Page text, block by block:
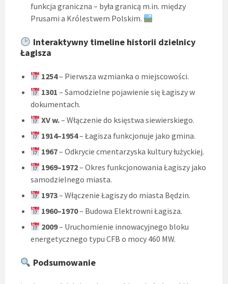
funkcja graniczna – była granicą m.in. między
Prusami a Królestwem Polskim.
Interaktywny timeline historii dzielnicy
Łagisza
1254– Pierwsza wzmianka o miejscowości.
1301 – Samodzielne pojawienie się Łagiszy w
dokumentach.
XV w.– Włączenie do księstwa siewierskiego.
1914–1954– Łagisza funkcjonuje jako gmina.
1967– Odkrycie cmentarzyska kultury łużyckiej.
1969–1972– Okres funkcjonowania Łagiszy jako
samodzielnego miasta.
1973– Włączenie Łagiszy do miasta Będzin.
1960–1970– Budowa Elektrowni Łagisza.
2009– Uruchomienie innowacyjnego bloku
energetycznego typu CFB o mocy 460 MW.
Podsumowanie